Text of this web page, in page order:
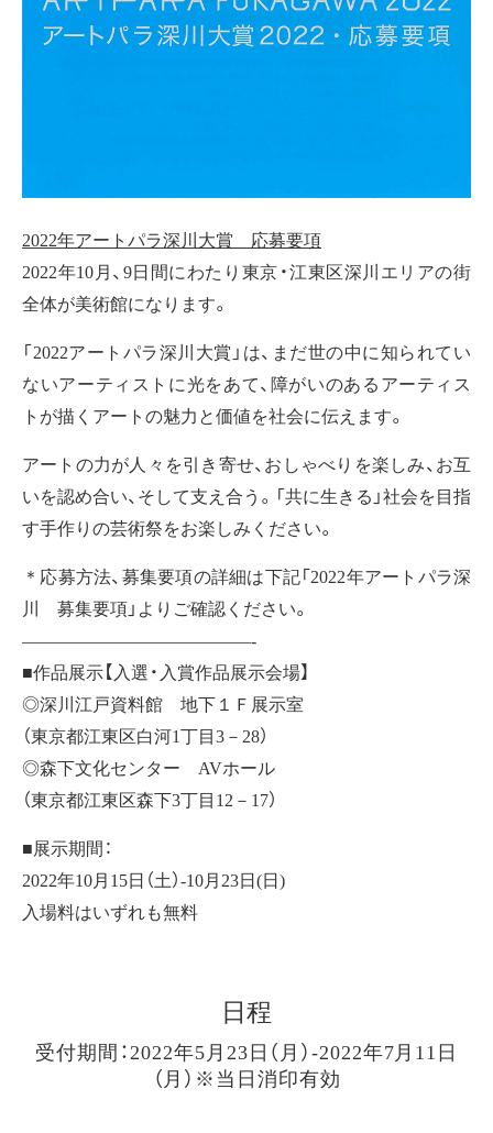
2022年アートパラ深川大賞 応募要項
2022年10月、9日間にわたり東京・江東区深川エリアの街
全体が美術館になります。
「2022アートパラ深川大賞」は、まだ世の中に知られてい
ないアーティストに光をあて、障がいのあるアーティス
トが描くアートの魅力と価値を社会に伝えます。
アートの力が人々を引き寄せ、おしゃべりを楽しみ、お互
いを認め合い、そして支え合う。「共に生きる」社会を目指
す手作りの芸術祭をお楽しみください。
＊応募方法、募集要項の詳細は下記「2022年アートパラ深
川 募集要項」よりご確認ください。
—————————————-
■作品展示【入選・入賞作品展示会場】
◎深川江戸資料館 地下１Ｆ展示室
（東京都江東区白河1丁目3－28）
◎森下文化センター AVホール
（東京都江東区森下3丁目12－17）
■展示期間：
2022年10月15日（土）-10月23日(日)
入場料はいずれも無料
日程
受付期間：2022年5月23日（月）-2022年7月11日
（月）※当日消印有効